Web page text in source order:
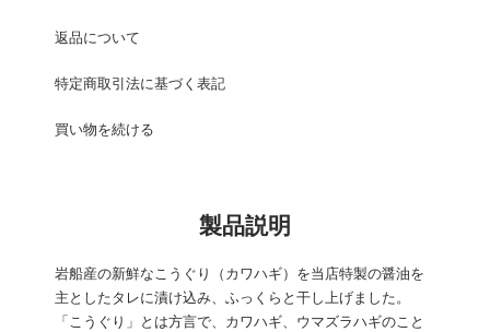
返品について
特定商取引法に基づく表記
買い物を続ける
製品説明
岩船産の新鮮なこうぐり（カワハギ）を当店特製の醤油を
主としたタレに漬け込み、ふっくらと干し上げました。
「こうぐり」とは方言で、カワハギ、ウマズラハギのこと